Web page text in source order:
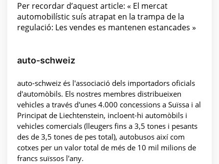
Per recordar d’aquest article: « El mercat
automobilístic suís atrapat en la trampa de la
regulació: Les vendes es mantenen estancades »
auto-schweiz
auto-schweiz és l'associació dels importadors oficials
d'automòbils. Els nostres membres distribueixen
vehicles a través d'unes 4.000 concessions a Suïssa i al
Principat de Liechtenstein, incloent-hi automòbils i
vehicles comercials (lleugers fins a 3,5 tones i pesants
des de 3,5 tones de pes total), autobusos així com
cotxes per un valor total de més de 10 mil milions de
francs suïssos l'any.